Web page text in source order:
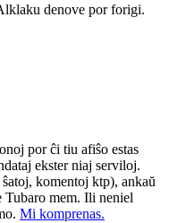
denove por forigi.
por ĉi tiu afiŝo estas
ekster niaj serviloj.
komentoj ktp), ankaŭ
Tubaro mem. Ili neniel
Mi komprenas.